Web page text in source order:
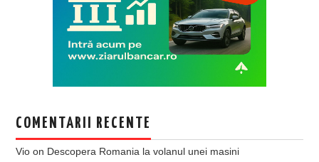
COMENTARII RECENTE
Vio on Descopera Romania la volanul unei masini